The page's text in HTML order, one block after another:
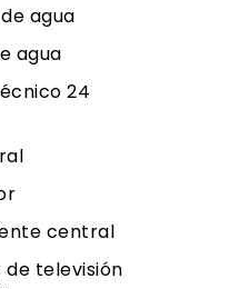
agua
agua
24
central
televisión